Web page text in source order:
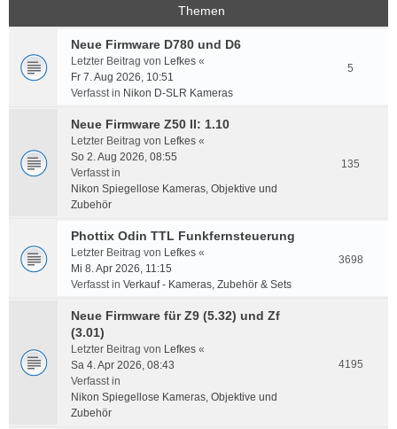
Themen
Neue Firmware D780 und D6
Letzter Beitrag von Lefkes «
Fr 7. Aug 2026, 10:51
Verfasst in Nikon D-SLR Kameras
5
Neue Firmware Z50 II: 1.10
Letzter Beitrag von Lefkes «
So 2. Aug 2026, 08:55
Verfasst in
Nikon Spiegellose Kameras, Objektive und
Zubehör
135
Phottix Odin TTL Funkfernsteuerung
Letzter Beitrag von Lefkes «
Mi 8. Apr 2026, 11:15
Verfasst in Verkauf - Kameras, Zubehör & Sets
3698
Neue Firmware für Z9 (5.32) und Zf
(3.01)
Letzter Beitrag von Lefkes «
Sa 4. Apr 2026, 08:43
Verfasst in
Nikon Spiegellose Kameras, Objektive und
Zubehör
4195